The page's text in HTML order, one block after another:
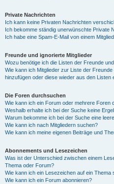
Private Nachrichten
Ich kann keine Privaten Nachrichten
Ich bekomme ständig unerwünschte Private
Ich habe eine Spam-E-Mail von einem
Freunde und ignorierte Mitglieder
Wozu benötige ich die Listen der Freunde
Wie kann ich Mitglieder zur Liste der
hinzufügen oder diese wieder aus den Listen
Die Foren durchsuchen
Wie kann ich ein Forum oder mehrere Foren
Weshalb erhalte ich bei der Suche keine
Warum bekomme ich bei der Suche eine
Wie kann ich nach Mitgliedern suchen?
Wie kann ich meine eigenen Beiträge und
Abonnements und Lesezeichen
Was ist der Unterschied zwischen einem
Thema oder Forum?
Wie kann ich ein Lesezeichen auf ein
Wie kann ich ein Forum abonnieren?